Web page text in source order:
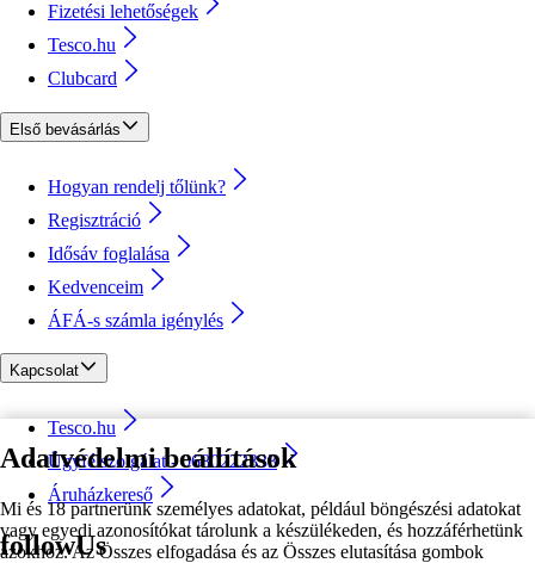
Adatvédelmi beállítások
Mi és 18 partnerünk személyes adatokat, például böngészési adatokat
vagy egyedi azonosítókat tárolunk a készülékeden, és hozzáférhetünk
azokhoz. Az Összes elfogadása és az Összes elutasítása gombok
Fizetési lehetőségek
Tesco.hu
Clubcard
Első bevásárlás
Hogyan rendelj tőlünk?
Regisztráció
Idősáv foglalása
Kedvenceim
ÁFÁ-s számla igénylés
Kapcsolat
Tesco.hu
Ügyfélszolgálat - 0680222333
Áruházkereső
followUs